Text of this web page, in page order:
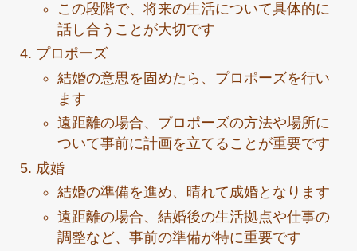
この段階で、将来の生活について具体的に
話し合うことが大切です
プロポーズ
結婚の意思を固めたら、プロポーズを行い
ます
遠距離の場合、プロポーズの方法や場所に
ついて事前に計画を立てることが重要です
成婚
結婚の準備を進め、晴れて成婚となります
遠距離の場合、結婚後の生活拠点や仕事の
調整など、事前の準備が特に重要です